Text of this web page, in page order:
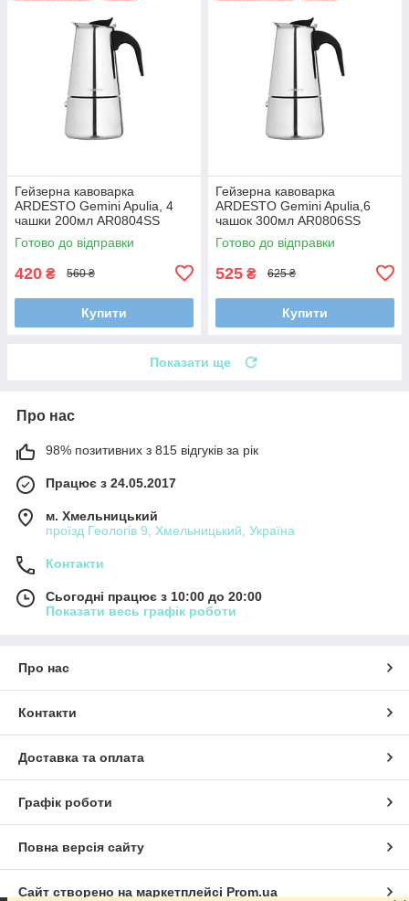
Гейзерна кавоварка
ARDESTO Gemini Apulia, 4
чашки 200мл AR0804SS
Готово до відправки
420 ₴ 560 ₴
Купити
Гейзерна кавоварка
ARDESTO Gemini Apulia,6
чашок 300мл AR0806SS
Готово до відправки
525 ₴ 625 ₴
Купити
Показати ще
Про нас
98% позитивних з 815 відгуків за рік
Працює з 24.05.2017
м. Хмельницький
проїзд Геологів 9, Хмельницький, Україна
Контакти
Сьогодні працює з 10:00 до 20:00
Показати весь графік роботи
Про нас
Контакти
Доставка та оплата
Графік роботи
Повна версія сайту
Сайт створено на маркетплейсі Prom.ua